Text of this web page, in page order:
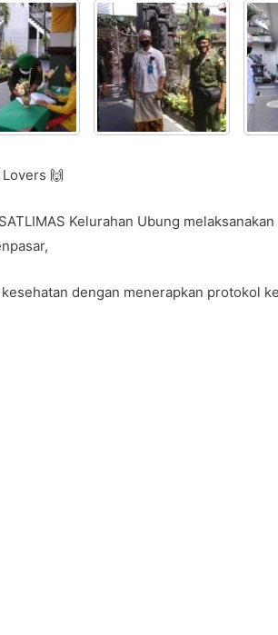
itt
er
at
s
A
p
p
gr
m
ar
e
🙌
Kelurahan Ubung
kesehatan dengan menerapkan protokol